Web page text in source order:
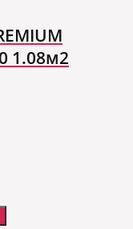
1.08м2